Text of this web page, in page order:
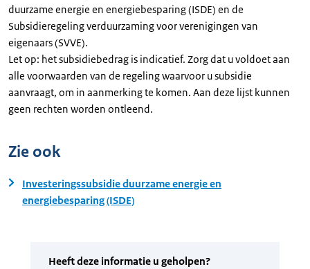
duurzame energie en energiebesparing (ISDE) en de
Subsidieregeling verduurzaming voor verenigingen van
eigenaars (SVVE).
Let op: het subsidiebedrag is indicatief. Zorg dat u voldoet aan
alle voorwaarden van de regeling waarvoor u subsidie
aanvraagt, om in aanmerking te komen. Aan deze lijst kunnen
geen rechten worden ontleend.
Zie ook
Investeringssubsidie duurzame energie en
energiebesparing (ISDE)